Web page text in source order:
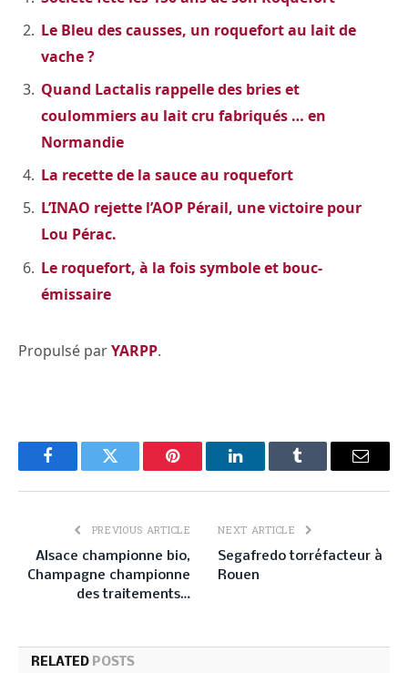
Le Bleu des causses, un roquefort au lait de
vache ?
Quand Lactalis rappelle des bries et
coulommiers au lait cru fabriqués … en
Normandie
La recette de la sauce au roquefort
L’INAO rejette l’AOP Pérail, une victoire pour
Lou Pérac.
Le roquefort, à la fois symbole et bouc-
émissaire
Propulsé parYARPP.
FacebookTwitter Pinterest LinkedInTumblr Email
PREVIOUS ARTICLE
Alsace championne bio,
Champagne championne
des traitements…
NEXT ARTICLE
Segafredo torréfacteur à
Rouen
RELATED POSTS